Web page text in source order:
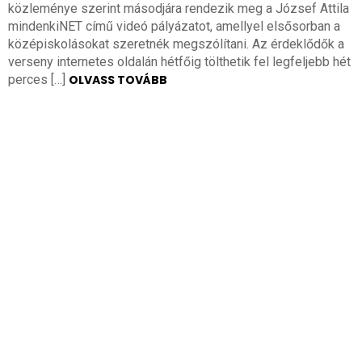
közleménye szerint másodjára rendezik meg a József Attila
mindenkiNET című videó pályázatot, amellyel elsősorban a
középiskolásokat szeretnék megszólítani. Az érdeklődők a
verseny internetes oldalán hétfőig tölthetik fel legfeljebb hét
perces […] OLVASS TOVÁBB